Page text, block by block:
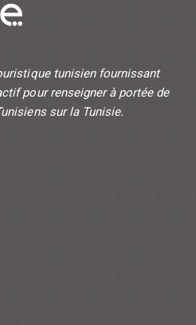
tunisien fournissant
pour renseigner à portée de
sur la Tunisie.